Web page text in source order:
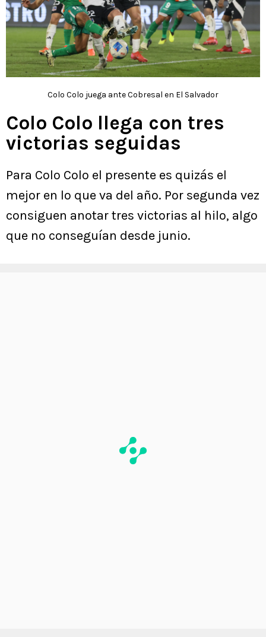
Colo Colo juega ante Cobresal en El Salvador
Colo Colo llega con tres
victorias seguidas
Para Colo Colo el presente es quizás el
mejor en lo que va del año. Por segunda vez
consiguen anotar tres victorias al hilo, algo
que no conseguían desde junio.